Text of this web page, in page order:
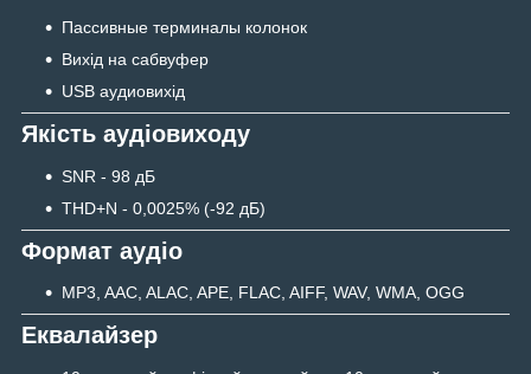
Пассивные терминалы колонок
Вихід на сабвуфер
USB аудиовихід
Якість аудіовиходу
SNR - 98 дБ
THD+N - 0,0025% (-92 дБ)
Формат аудіо
MP3, AAC, ALAC, APE, FLAC, AIFF, WAV, WMA, OGG
Еквалайзер